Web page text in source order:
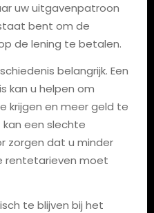
uw uitgavenpatroon
bent om de
de lening te betalen.
belangrijk. Een
kan u helpen om
krijgen en meer geld te
een slechte
zorgen dat u minder
rentetarieven moet
te blijven bij het